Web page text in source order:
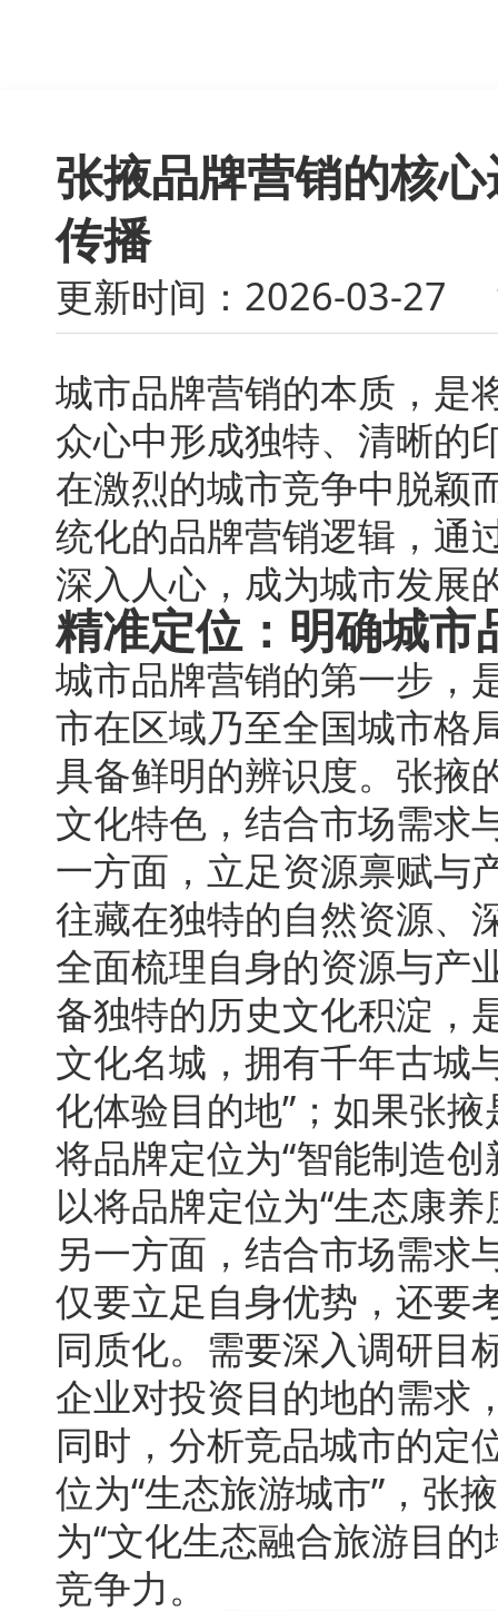
张掖品牌营销的核
传播
更新时间：2026-03-27
城市品牌营销的本质，是
众心中形成独特、清晰的
在激烈的城市竞争中脱颖
统化的品牌营销逻辑，通
深入人心，成为城市发展
精准定位：明确城市
城市品牌营销的第一步，
市在区域乃至全国城市格
具备鲜明的辨识度。张掖
文化特色，结合市场需求
一方面，立足资源禀赋与
往藏在独特的自然资源、
全面梳理自身的资源与产
备独特的历史文化积淀，
文化名城，拥有千年古城
化体验目的地”；如果张
将品牌定位为“智能制造
以将品牌定位为“生态康养
另一方面，结合市场需求
仅要立足自身优势，还要
同质化。需要深入调研目
企业对投资目的地的需求
同时，分析竞品城市的定
位为“生态旅游城市”，张
为“文化生态融合旅游目
竞争力。